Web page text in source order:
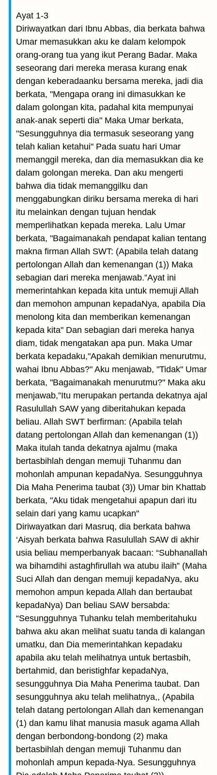
Ayat 1-3
Diriwayatkan dari Ibnu Abbas, dia berkata bahwa
Umar memasukkan aku ke dalam kelompok
orang-orang tua yang ikut Perang Badar. Maka
seseorang dari mereka merasa kurang enak
dengan keberadaanku bersama mereka, jadi dia
berkata, "Mengapa orang ini dimasukkan ke
dalam golongan kita, padahal kita mempunyai
anak-anak seperti dia" Maka Umar berkata,
"Sesungguhnya dia termasuk seseorang yang
telah kalian ketahui" Pada suatu hari Umar
memanggil mereka, dan dia memasukkan dia ke
dalam golongan mereka. Dan aku mengerti
bahwa dia tidak memanggilku dan
menggabungkan diriku bersama mereka di hari
itu melainkan dengan tujuan hendak
memperlihatkan kepada mereka. Lalu Umar
berkata, "Bagaimanakah pendapat kalian tentang
makna firman Allah SWT: (Apabila telah datang
pertolongan Allah dan kemenangan (1)) Maka
sebagian dari mereka menjawab.”Ayat ini
memerintahkan kepada kita untuk memuji Allah
dan memohon ampunan kepadaNya, apabila Dia
menolong kita dan memberikan kemenangan
kepada kita" Dan sebagian dari mereka hanya
diam, tidak mengatakan apa pun. Maka Umar
berkata kepadaku,"Apakah demikian menurutmu,
wahai Ibnu Abbas?" Aku menjawab, "Tidak" Umar
berkata, "Bagaimanakah menurutmu?" Maka aku
menjawab,”Itu merupakan pertanda dekatnya ajal
Rasulullah SAW yang diberitahukan kepada
beliau. Allah SWT berfirman: (Apabila telah
datang pertolongan Allah dan kemenangan (1))
Maka itulah tanda dekatnya ajalmu (maka
bertasbihlah dengan memuji Tuhanmu dan
mohonlah ampunan kepadaNya. Sesungguhnya
Dia Maha Penerima taubat (3)) Umar bin Khattab
berkata, "Aku tidak mengetahui apapun dari itu
selain dari yang kamu ucapkan"
Diriwayatkan dari Masruq, dia berkata bahwa
‘Aisyah berkata bahwa Rasulullah SAW di akhir
usia beliau memperbanyak bacaan: “Subhanallah
wa bihamdihi astaghfirullah wa atubu ilaih” (Maha
Suci Allah dan dengan memuji kepadaNya, aku
memohon ampun kepada Allah dan bertaubat
kepadaNya) Dan beliau SAW bersabda:
“Sesungguhnya Tuhanku telah memberitahuku
bahwa aku akan melihat suatu tanda di kalangan
umatku, dan Dia memerintahkan kepadaku
apabila aku telah melihatnya untuk bertasbih,
bertahmid, dan beristighfar kepadaNya,
sesungguhnya Dia Maha Penerima taubat. Dan
sesungguhnya aku telah melihatnya,, (Apabila
telah datang pertolongan Allah dan kemenangan
(1) dan kamu lihat manusia masuk agama Allah
dengan berbondong-bondong (2) maka
bertasbihlah dengan memuji Tuhanmu dan
mohonlah ampun kepada-Nya. Sesungguhnya